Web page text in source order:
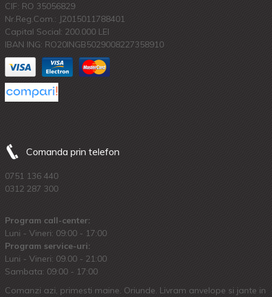
CIF: RO 35056829
Nr.Reg.Com.: J2015011788401
Capital Social: 200.000 LEI
IBAN ING: RO20INGB5029008227358910
Comanda prin telefon
0751 136 440
0312 287 300
Program call-center:
Luni - Vineri: 09:00 - 17:00
Program service-uri:
Luni - Vineri: 09.00 - 21:00
Sambata: 09:00 - 17:00
Comanzi azi, primesti maine. Oriunde. Livram anvelope si jante in